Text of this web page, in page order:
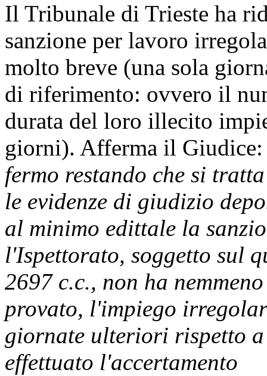
Il Tribunale di Trieste ha
sanzione per lavoro
molto breve (una sola
di riferimento: ovvero il
durata del loro illecito
giorni). Afferma il
fermo restando che si
le evidenze di giudizio
al minimo edittale la
l'Ispettorato, soggetto sul
2697 c.c., non ha
provato, l'impiego
giornate ulteriori rispetto
effettuato l'accertamento